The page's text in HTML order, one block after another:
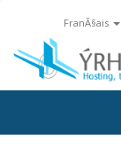
FranÃ§ais